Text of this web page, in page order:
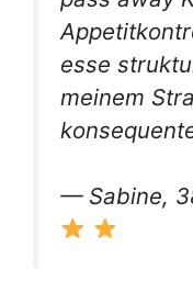
esse
meinem
— Sabine,